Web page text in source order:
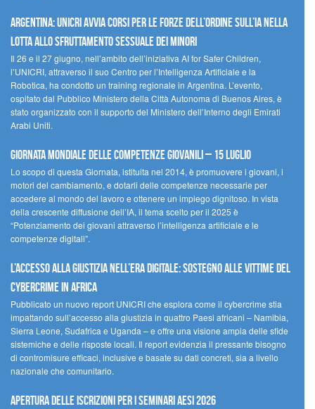
Argentina: UNICRI avvia corsi per le forze dell’ordine sull’IA nella
lotta allo sfruttamento sessuale dei minori
Il 26 e il 27 giugno, nell’ambito dell’iniziativa AI for Safer Children,
l’UNICRI, attraverso il suo Centro per l’Intelligenza Artificiale e la
Robotica, ha condotto un training regionale in Argentina. L’evento,
ospitato dal Pubblico Ministero della Città Autonoma di Buenos Aires, è
stato organizzato con il supporto del Ministero dell’Interno degli Emirati
Arabi Uniti.
Giornata Mondiale delle Competenze Giovanili – 15 luglio
Lo scopo di questa Giornata, istituita nel 2014, è promuovere i giovani, i
motori del cambiamento, e dotarli delle competenze necessarie per
accedere al mondo del lavoro e ottenere un impiego dignitoso. In vista
della crescente diffusione dell’IA, il tema scelto per il 2025 è
“Potenziamento dei giovani attraverso l’intelligenza artificiale e le
competenze digitali”.
L’accesso alla giustizia nell’era digitale: sostegno alle vittime del
cybercrime in Africa
Pubblicato un nuovo report UNICRI che esplora come il cybercrime stia
impattando sull’accesso alla giustizia in quattro Paesi africani – Namibia,
Sierra Leone, Sudafrica e Uganda – e offre una visione ampia delle sfide
sistemiche e delle risposte locali. Il report evidenzia il pressante bisogno
di contromisure efficaci, inclusive e basate su dati concreti, sia a livello
nazionale che comunitario.
Apertura delle iscrizioni per i seminari AESI 2026